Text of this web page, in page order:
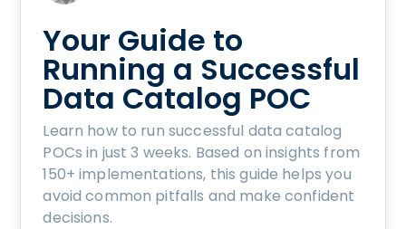
Your Guide to
Running a Successful
Data Catalog POC
Learn how to run successful data catalog
POCs in just 3 weeks. Based on insights from
150+ implementations, this guide helps you
avoid common pitfalls and make confident
decisions.